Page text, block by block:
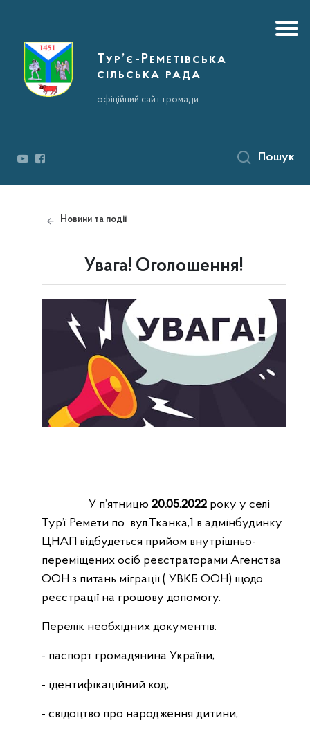
Тур’є-Реметівська
сільська рада
офіційний сайт громади
Пошук
Новини та події
Увага! Оголошення!
У п’ятницю 20.05.2022 року у селі
Тур’ї Ремети по вул.Тканка,1 в адмінбудинку
ЦНАП відбудеться прийом внутрішньо-
переміщених осіб реєстраторами Агенства
ООН з питань міграції ( УВКБ ООН) щодо
реєстрації на грошову допомогу.
Перелік необхідних документів:
- паспорт громадянина України;
- ідентифікаційний код;
- свідоцтво про народження дитини;